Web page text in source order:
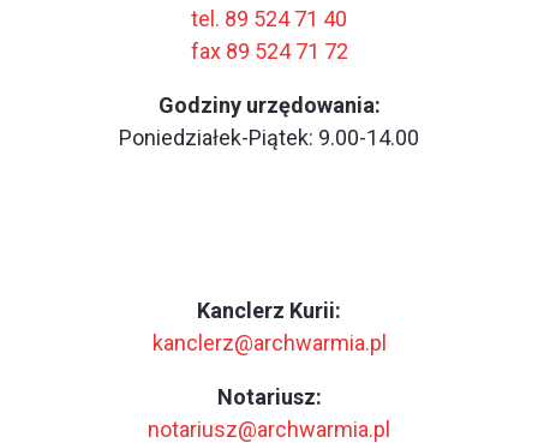
tel. 89 524 71 40
fax 89 524 71 72
Godziny urzędowania:
Poniedziałek-Piątek: 9.00-14.00
Kanclerz Kurii:
kanclerz@archwarmia.pl
Notariusz:
notariusz@archwarmia.pl